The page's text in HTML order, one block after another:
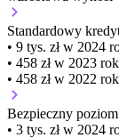
Standardowy
• 9 tys. zł w 2024
• 458 zł w 2023
• 458 zł w 2022
Bezpieczny
• 3 tys. zł w 2024